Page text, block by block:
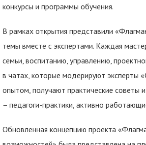
конкурсы и программы обучения.
В рамках открытия представили
темы вместе с экспертами. Каждая
семьи, воспитанию, управлению,
в чатах, которые модерируют эксперты
опытом, получают практические советы
– педагоги-практики, активно
Обновленная концепцию проекта